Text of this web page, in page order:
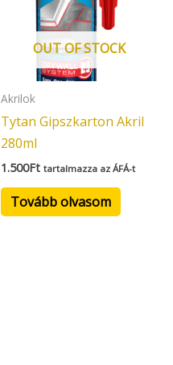
OUT OF STOCK
Akrilok
Tytan Gipszkarton Akril
280ml
1.500Ft tartalmazza az ÁFÁ-t
Tovább olvasom